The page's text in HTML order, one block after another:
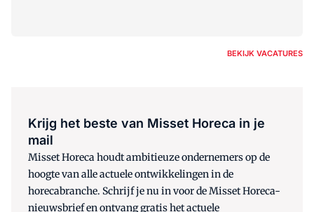
BEKIJK VACATURES
Krijg het beste van Misset Horeca in je
mail
Misset Horeca houdt ambitieuze ondernemers op de
hoogte van alle actuele ontwikkelingen in de
horecabranche. Schrijf je nu in voor de Misset Horeca-
nieuwsbrief en ontvang gratis het actuele